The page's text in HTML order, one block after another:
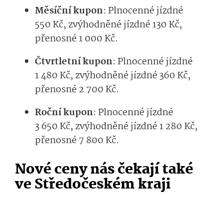
Měsíční kupon: Plnocenné jízdné
550 Kč, zvýhodněné jízdné 130 Kč,
přenosné 1 000 Kč.
Čtvrtletní kupon: Plnocenné jízdné
1 480 Kč, zvýhodněné jízdné 360 Kč,
přenosné 2 700 Kč.
Roční kupon: Plnocenné jízdné
3 650 Kč, zvýhodněné jízdné 1 280 Kč,
přenosné 7 800 Kč.
Nové ceny nás čekají také
ve Středočeském kraji